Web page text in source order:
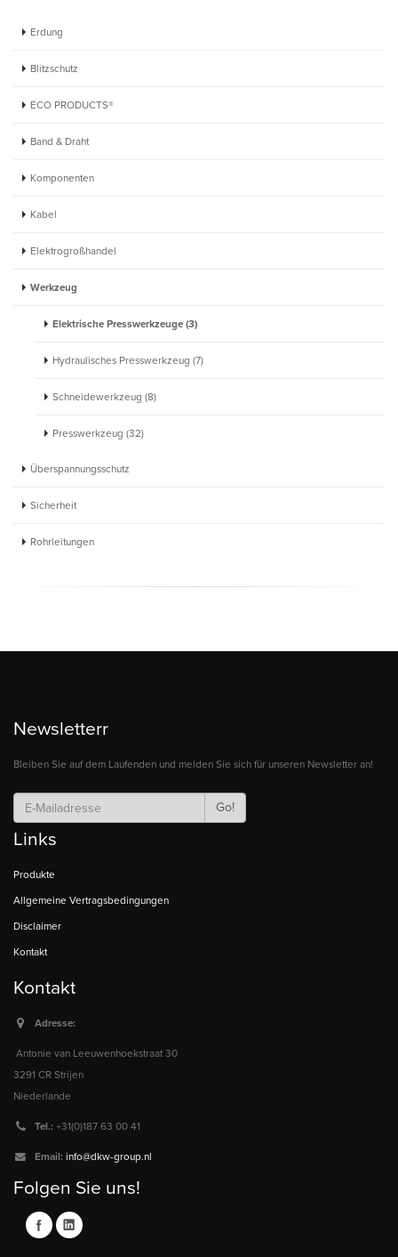
Erdung
Blitzschutz
ECO PRODUCTS®
Band & Draht
Komponenten
Kabel
Elektrogroßhandel
Werkzeug
Elektrische Presswerkzeuge (3)
Hydraulisches Presswerkzeug (7)
Schneidewerkzeug (8)
Presswerkzeug (32)
Überspannungsschutz
Sicherheit
Rohrleitungen
Newsletterr
Bleiben Sie auf dem Laufenden und melden Sie sich für unseren Newsletter an!
Go!
Links
Produkte
Allgemeine Vertragsbedingungen
Disclaimer
Kontakt
Kontakt
Adresse:
Antonie van Leeuwenhoekstraat 30
3291 CR Strijen
Niederlande
Tel.: +31(0)187 63 00 41
Email: info@dkw-group.nl
Folgen Sie uns!